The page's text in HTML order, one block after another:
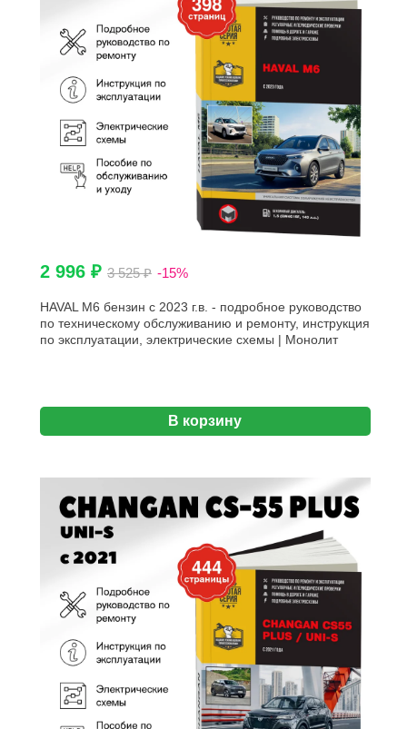
2 996 ₽ 3 525 ₽ -15%
HAVAL M6 бензин с 2023 г.в. - подробное руководство
по техническому обслуживанию и ремонту, инструкция
по эксплуатации, электрические схемы | Монолит
В корзину